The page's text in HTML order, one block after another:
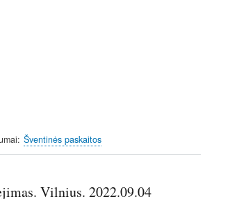
Šventinės paskaitos
Vilnius. 2022.09.04